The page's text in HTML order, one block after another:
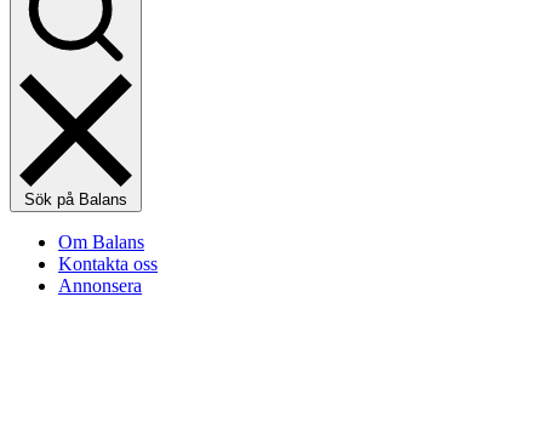
Sök på Balans
Om Balans
Kontakta oss
Annonsera